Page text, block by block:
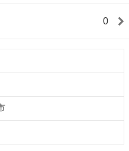
0